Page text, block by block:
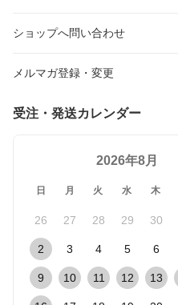
ショップへ問い合わせ
メルマガ登録・変更
受注・発送カレンダー
2026年8月
日 月 火 水 木
26 27 28 29 30
2 3 4 5 6
9 10 11 12 13